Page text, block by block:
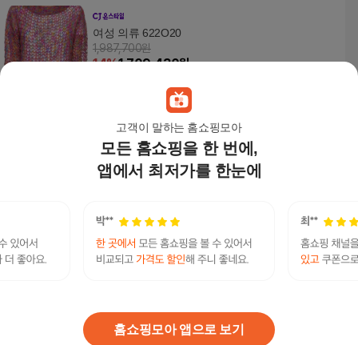
고객이 말하는 홈쇼핑모아
모든 홈쇼핑을 한 번에,
앱에서 최저가를 한눈에
홈쇼핑모아 앱으로 보기
여성 의류 622O20
1,987,700원
14%1,709,430원
남성 팬츠 M1023C40
2,106,700원
14%1,811,770원
쥬얼 리오셀100 팬츠